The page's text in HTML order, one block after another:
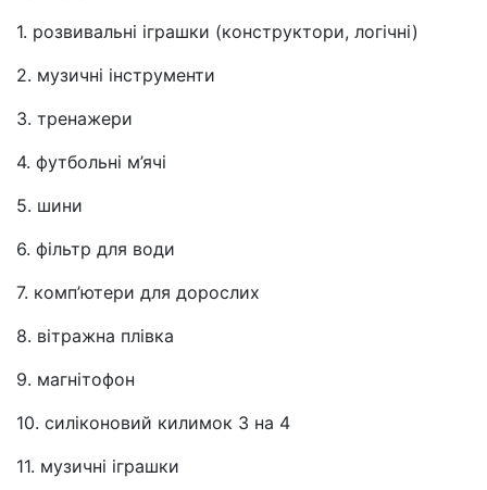
1. розвивальні іграшки (конструктори, логічні)
2. музичні інструменти
3. тренажери
4. футбольні м’ячі
5. шини
6. фільтр для води
7. комп’ютери для дорослих
8. вітражна плівка
9. магнітофон
10. силіконовий килимок 3 на 4
11. музичні іграшки